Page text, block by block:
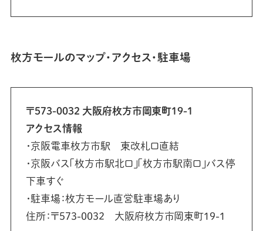
枚方モールのマップ・アクセス・駐車場
〒573-0032 大阪府枚方市岡東町19-1
アクセス情報
・京阪電車枚方市駅 東改札口直結
・京阪バス「枚方市駅北口」「枚方市駅南口」バス停
下車すぐ
・駐車場：枚方モール直営駐車場あり
住所：〒573-0032 大阪府枚方市岡東町19-1